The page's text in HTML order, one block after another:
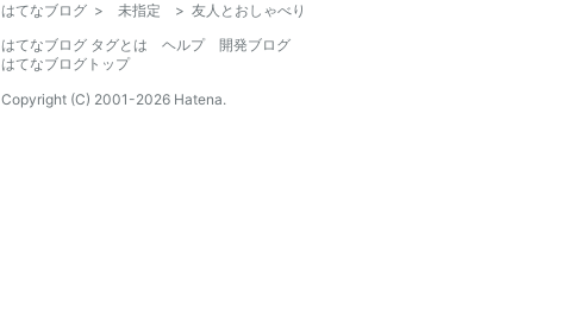
はてなブログ > 未指定 > 友人とおしゃべり
はてなブログ タグとは
ヘルプ
開発ブログ
はてなブログトップ
Copyright (C) 2001-2026 Hatena.